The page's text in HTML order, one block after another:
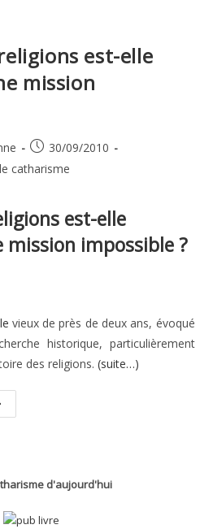
est-elle
mission
Publication
publiée :
30/09/2010
catharisme
est-elle
mission impossible ?
vieux de près de deux ans, évoqué
historique, particulièrement
des religions.(suite…)
d'aujourd'hui